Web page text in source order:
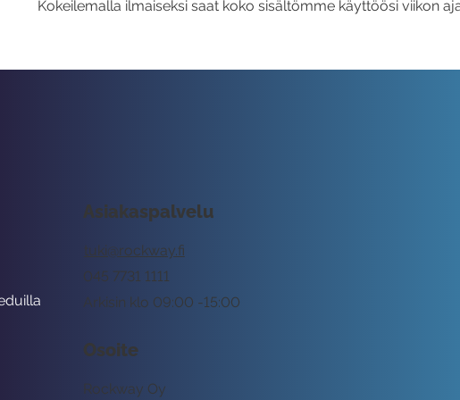
Kokeilemalla ilmaiseksi saat koko sisältömme käyttöösi viikon
Asiakaspalvelu
tuki@rockway.fi
Arkisin klo 09:00 -15:00
045 7731 1111
Osoite
Rockway Oy